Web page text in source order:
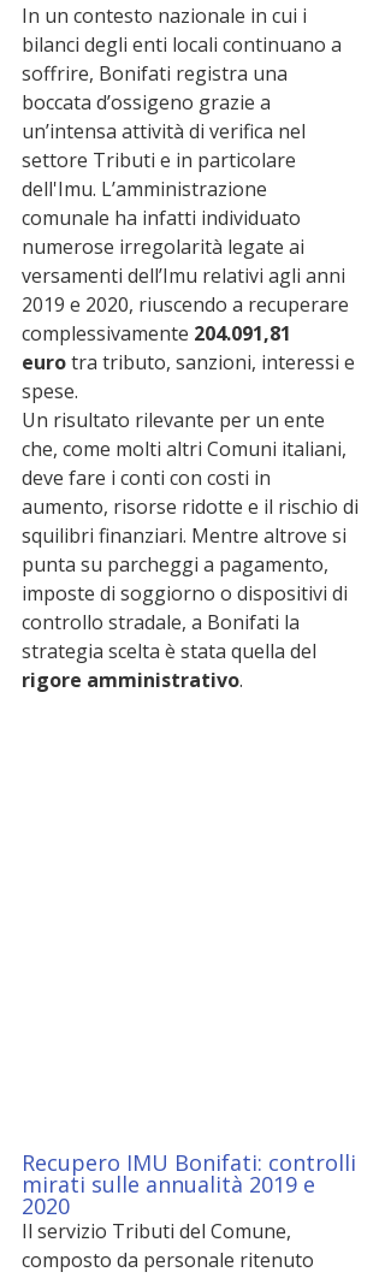
In un contesto nazionale in cui i
bilanci degli enti locali continuano a
soffrire, Bonifati registra una
boccata d’ossigeno grazie a
un’intensa attività di verifica nel
settore Tributi e in particolare
dell'Imu. L’amministrazione
comunale ha infatti individuato
numerose irregolarità legate ai
versamenti dell’Imu relativi agli anni
2019 e 2020, riuscendo a recuperare
complessivamente 204.091,81
euro tra tributo, sanzioni, interessi e
spese.
Un risultato rilevante per un ente
che, come molti altri Comuni italiani,
deve fare i conti con costi in
aumento, risorse ridotte e il rischio di
squilibri finanziari. Mentre altrove si
punta su parcheggi a pagamento,
imposte di soggiorno o dispositivi di
controllo stradale, a Bonifati la
strategia scelta è stata quella del
rigore amministrativo.
Recupero IMU Bonifati: controlli
mirati sulle annualità 2019 e
2020
Il servizio Tributi del Comune,
composto da personale ritenuto